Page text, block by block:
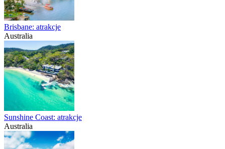
Brisbane: atrakcje
Australia
Sunshine Coast: atrakcje
Australia